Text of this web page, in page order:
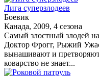
Лига суперзлодеев
Боевик
Канада, 2009, 4 сезона
Самый злостный злодей
Доктор Фрогг, Рыжий
вынашивают и
коварство не знает...